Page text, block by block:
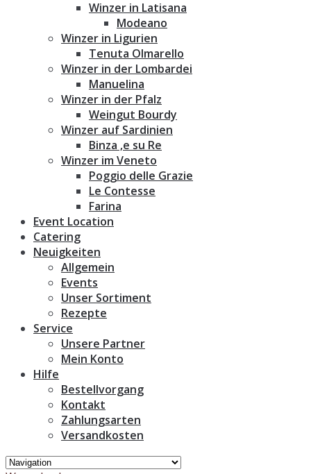
Winzer in Latisana
Modeano
Winzer in Ligurien
Tenuta Olmarello
Winzer in der Lombardei
Manuelina
Winzer in der Pfalz
Weingut Bourdy
Winzer auf Sardinien
Binza ‚e su Re
Winzer im Veneto
Poggio delle Grazie
Le Contesse
Farina
Event Location
Catering
Neuigkeiten
Allgemein
Events
Unser Sortiment
Rezepte
Service
Unsere Partner
Mein Konto
Hilfe
Bestellvorgang
Kontakt
Zahlungsarten
Versandkosten